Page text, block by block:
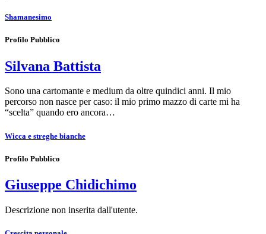
Shamanesimo
Profilo Pubblico
Silvana Battista
Sono una cartomante e medium da oltre quindici anni. Il mio
percorso non nasce per caso: il mio primo mazzo di carte mi ha
“scelta” quando ero ancora…
Wicca e streghe bianche
Profilo Pubblico
Giuseppe Chidichimo
Descrizione non inserita dall'utente.